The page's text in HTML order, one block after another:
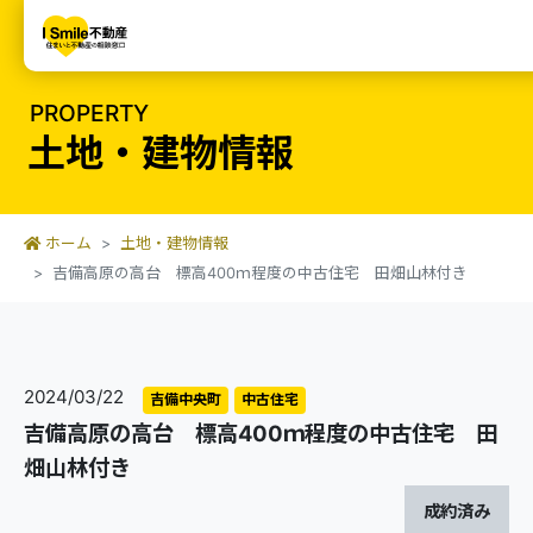
PROPERTY
土地・建物情報
ホーム
土地・建物情報
吉備高原の高台 標高400ｍ程度の中古住宅 田畑山林付き
2024/03/22 吉備中央町 中古住宅
吉備高原の高台 標高400ｍ程度の中古住宅 田
畑山林付き
成約済み